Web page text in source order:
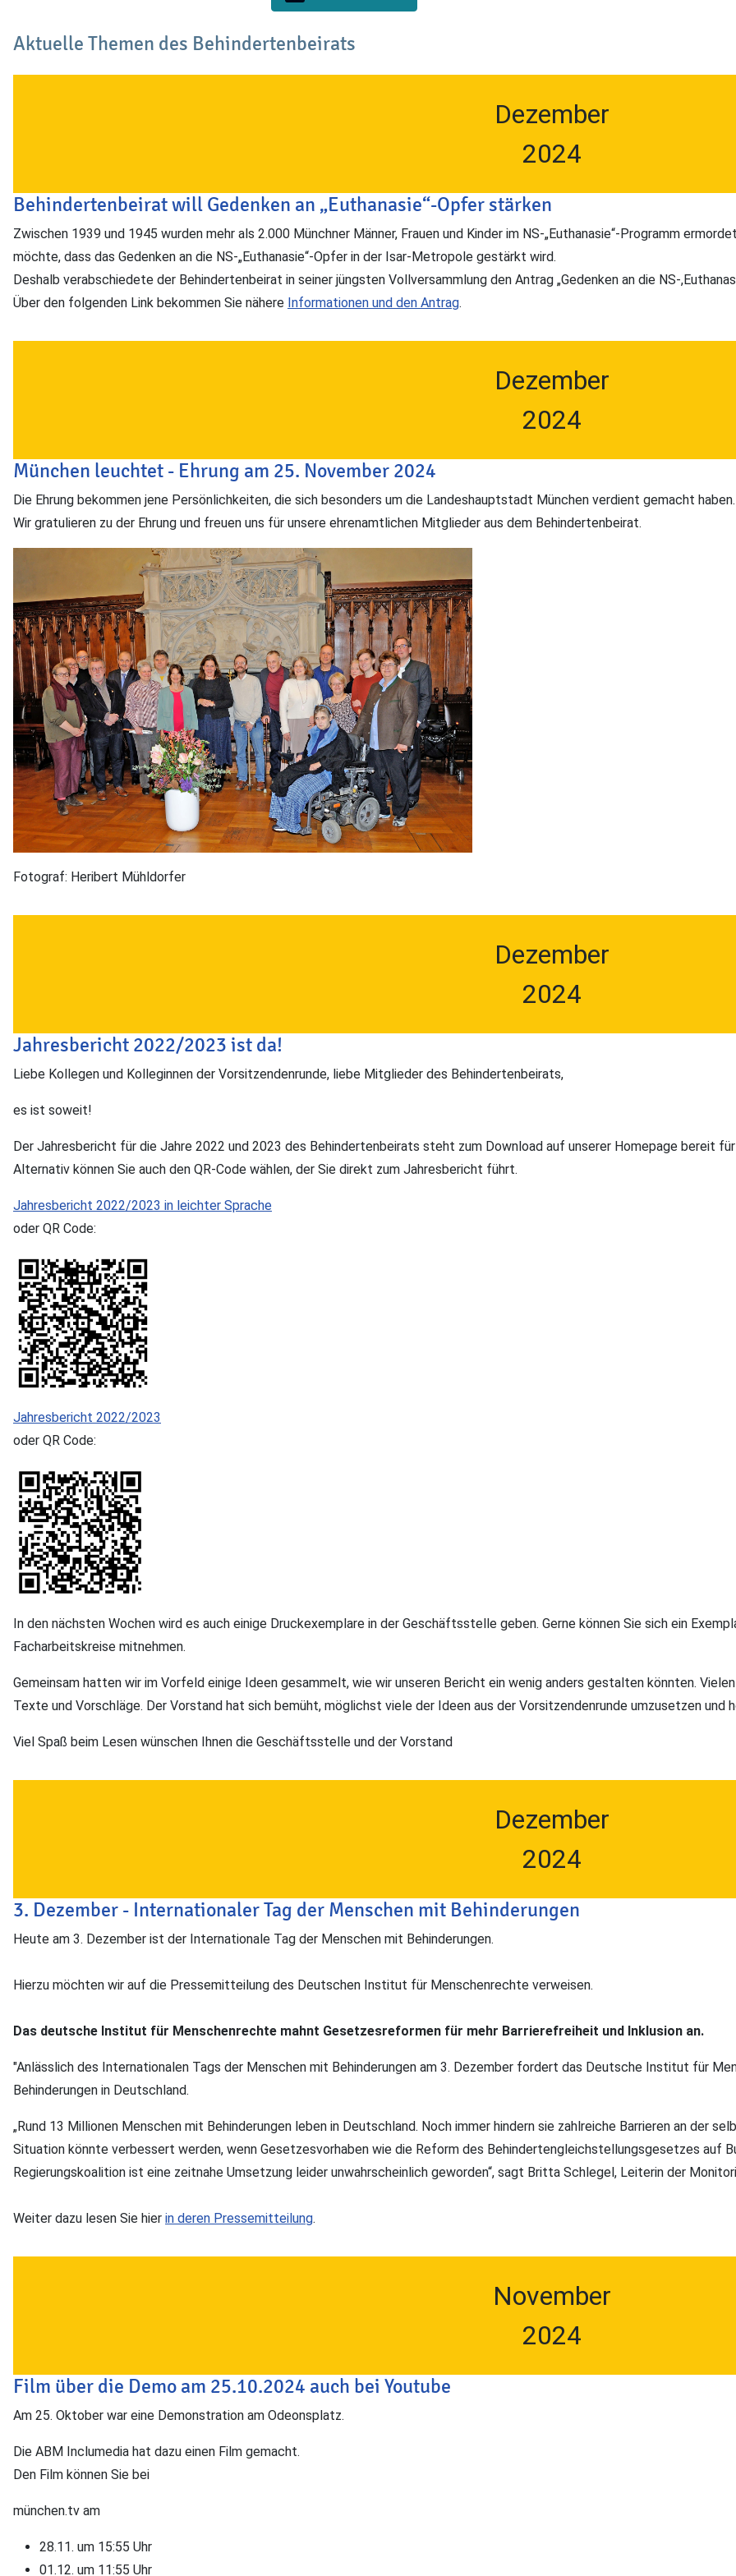
Aktuelle Themen des Behindertenbeirats
Dezember
2024
Behindertenbeirat will Gedenken an „Euthanasie“-Opfer stärken
Zwischen 1939 und 1945 wurden mehr als 2.000 Münchner Männer, Frauen und Kinder im NS-„Euthanasie“-Programm
möchte, dass das Gedenken an die NS-„Euthanasie“-Opfer in der Isar-Metropole gestärkt wird.
Deshalb verabschiedete der Behindertenbeirat in seiner jüngsten Vollversammlung den Antrag „Gedenken an die NS-
Über den folgenden Link bekommen Sie nähere Informationen und den Antrag.
Dezember
2024
München leuchtet - Ehrung am 25. November 2024
Die Ehrung bekommen jene Persönlichkeiten, die sich besonders um die Landeshauptstadt München verdient gemacht
Wir gratulieren zu der Ehrung und freuen uns für unsere ehrenamtlichen Mitglieder aus dem Behindertenbeirat.
Fotograf: Heribert Mühldorfer
Dezember
2024
Jahresbericht 2022/2023 ist da!
Liebe Kollegen und Kolleginnen der Vorsitzendenrunde, liebe Mitglieder des Behindertenbeirats,
es ist soweit!
Der Jahresbericht für die Jahre 2022 und 2023 des Behindertenbeirats steht zum Download auf unserer Homepage bereit für
Alternativ können Sie auch den QR-Code wählen, der Sie direkt zum Jahresbericht führt.
Jahresbericht 2022/2023 in leichter Sprache
oder QR Code:
Jahresbericht 2022/2023
oder QR Code:
In den nächsten Wochen wird es auch einige Druckexemplare in der Geschäftsstelle geben. Gerne können Sie sich ein
Facharbeitskreise mitnehmen.
Gemeinsam hatten wir im Vorfeld einige Ideen gesammelt, wie wir unseren Bericht ein wenig anders gestalten könnten.
Texte und Vorschläge. Der Vorstand hat sich bemüht, möglichst viele der Ideen aus der Vorsitzendenrunde umzusetzen
Viel Spaß beim Lesen wünschen Ihnen die Geschäftsstelle und der Vorstand
Dezember
2024
3. Dezember - Internationaler Tag der Menschen mit Behinderungen
Heute am 3. Dezember ist der Internationale Tag der Menschen mit Behinderungen.
Hierzu möchten wir auf die Pressemitteilung des Deutschen Institut für Menschenrechte verweisen.
Das deutsche Institut für Menschenrechte mahnt Gesetzesreformen für mehr Barrierefreiheit und Inklusion an.
"Anlässlich des Internationalen Tags der Menschen mit Behinderungen am 3. Dezember fordert das Deutsche Institut für
Behinderungen in Deutschland.
„Rund 13 Millionen Menschen mit Behinderungen leben in Deutschland. Noch immer hindern sie zahlreiche Barrieren an der
Situation könnte verbessert werden, wenn Gesetzesvorhaben wie die Reform des Behindertengleichstellungsgesetzes auf
Regierungskoalition ist eine zeitnahe Umsetzung leider unwahrscheinlich geworden“, sagt Britta Schlegel, Leiterin der
Weiter dazu lesen Sie hier in deren Pressemitteilung.
November
2024
Film über die Demo am 25.10.2024 auch bei Youtube
Am 25. Oktober war eine Demonstration am Odeonsplatz.
Die ABM Inclumedia hat dazu einen Film gemacht.
Den Film können Sie bei
münchen.tv am
28.11. um 15:55 Uhr
01.12. um 11:55 Uhr